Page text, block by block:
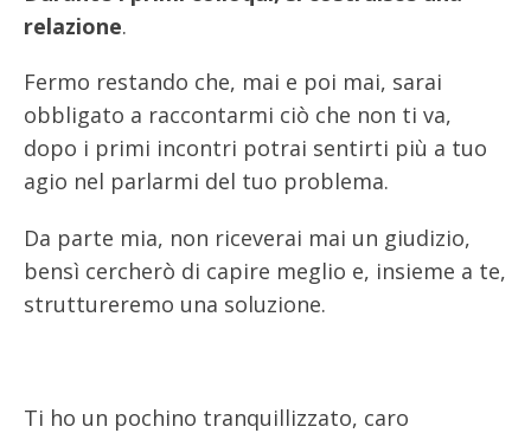
relazione.
Fermo restando che, mai e poi mai, sarai
obbligato a raccontarmi ciò che non ti va,
dopo i primi incontri potrai sentirti più a tuo
agio nel parlarmi del tuo problema.
Da parte mia, non riceverai mai un giudizio,
bensì cercherò di capire meglio e, insieme a te,
struttureremo una soluzione.
Ti ho un pochino tranquillizzato, caro